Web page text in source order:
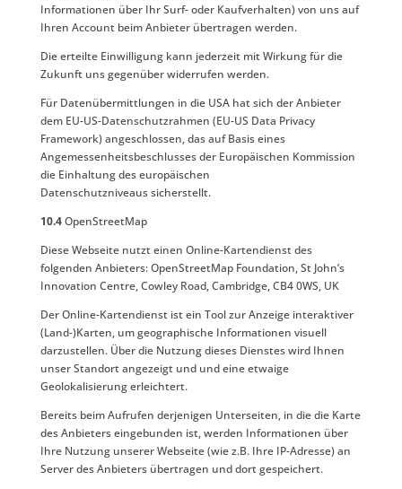
Informationen über Ihr Surf- oder Kaufverhalten) von uns auf
Ihren Account beim Anbieter übertragen werden.
Die erteilte Einwilligung kann jederzeit mit Wirkung für die
Zukunft uns gegenüber widerrufen werden.
Für Datenübermittlungen in die USA hat sich der Anbieter
dem EU-US-Datenschutzrahmen (EU-US Data Privacy
Framework) angeschlossen, das auf Basis eines
Angemessenheitsbeschlusses der Europäischen Kommission
die Einhaltung des europäischen
Datenschutzniveaus sicherstellt.
10.4OpenStreetMap
Diese Webseite nutzt einen Online-Kartendienst des
folgenden Anbieters: OpenStreetMap Foundation, St John’s
Innovation Centre, Cowley Road, Cambridge, CB4 0WS, UK
Der Online-Kartendienst ist ein Tool zur Anzeige interaktiver
(Land-)Karten, um geographische Informationen visuell
darzustellen. Über die Nutzung dieses Dienstes wird Ihnen
unser Standort angezeigt und und eine etwaige
Geolokalisierung erleichtert.
Bereits beim Aufrufen derjenigen Unterseiten, in die die Karte
des Anbieters eingebunden ist, werden Informationen über
Ihre Nutzung unserer Webseite (wie z.B. Ihre IP-Adresse) an
Server des Anbieters übertragen und dort gespeichert.